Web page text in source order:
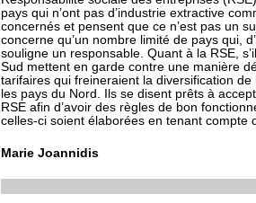
pays qui n’ont pas d’industrie extractive
concernés et pensent que ce n’est pas un
concerne qu’un nombre limité de pays qui,
souligne un responsable. Quant à la RSE,
Sud mettent en garde contre une manière
tarifaires qui freineraient la diversification
les pays du Nord. Ils se disent prêts à
RSE afin d’avoir des règles de bon
celles-ci soient élaborées en tenant compte
Marie Joannidis